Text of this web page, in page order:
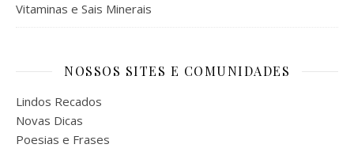
Vitaminas e Sais Minerais
NOSSOS SITES E COMUNIDADES
Lindos Recados
Novas Dicas
Poesias e Frases